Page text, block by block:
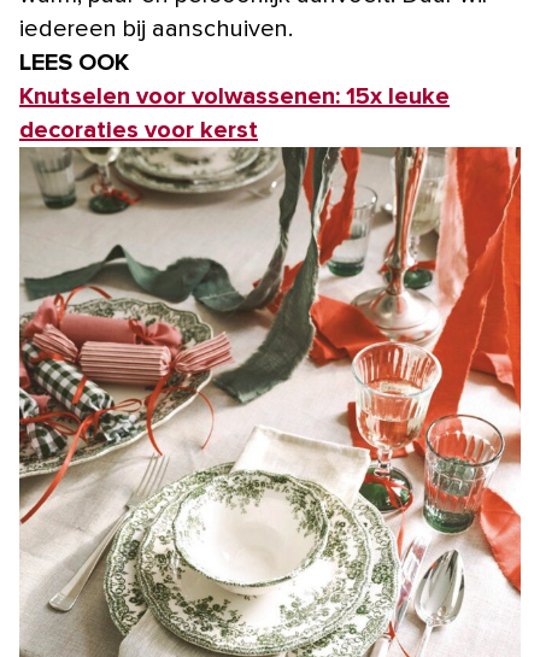
iedereen bij aanschuiven.
LEES OOK
Knutselen voor volwassenen: 15x leuke
decoraties voor kerst